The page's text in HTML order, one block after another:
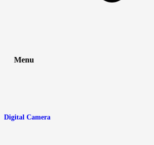
Menu
Digital Camera